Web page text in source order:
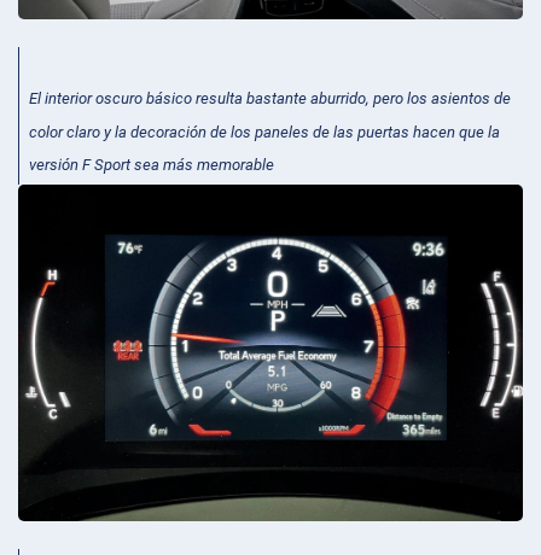
El interior oscuro básico resulta bastante aburrido, pero los asientos de
color claro y la decoración de los paneles de las puertas hacen que la
versión F Sport sea más memorable